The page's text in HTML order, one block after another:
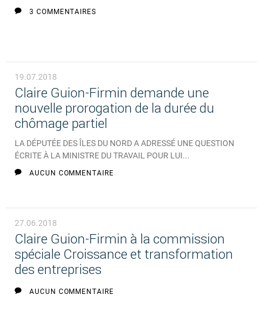
3 COMMENTAIRES
19.07.2018
Claire Guion-Firmin demande une
nouvelle prorogation de la durée du
chômage partiel
LA DÉPUTÉE DES ÎLES DU NORD A ADRESSÉ UNE QUESTION
ÉCRITE À LA MINISTRE DU TRAVAIL POUR LUI...
AUCUN COMMENTAIRE
27.06.2018
Claire Guion-Firmin à la commission
spéciale Croissance et transformation
des entreprises
AUCUN COMMENTAIRE